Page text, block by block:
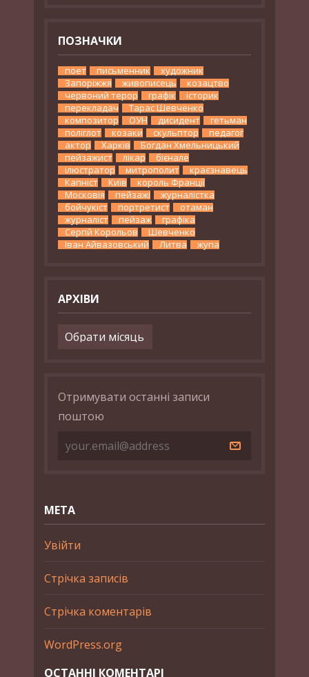
ПОЗНАЧКИ
поет письменник
художник
Запоріжжя
живописець
козацтво
червоний терор
графік
історик
перекладач
Тарас Шевченко
композитор
ОУН дисидент
гетьман
поліглот
козаки скульптор
педагог
актор
Харків
Богдан Хмельницький
пейзажист
лікар
бієнале
ілюстратор
митрополит
краєзнавець
Капніст
Київ
король Франції
Московія
пейзажі
журналістка
бойчукіст
портретист
отаман
журналіст
пейзаж
графіка
Сергій Корольов
Шевченко
Іван Айвазовський
Литва жупа
АРХІВИ
Архіви
Отримувати останні записи
поштою
МЕТА
Увійти
Стрічка записів
Стрічка коментарів
WordPress.org
ОСТАННІ КОМЕНТАРІ